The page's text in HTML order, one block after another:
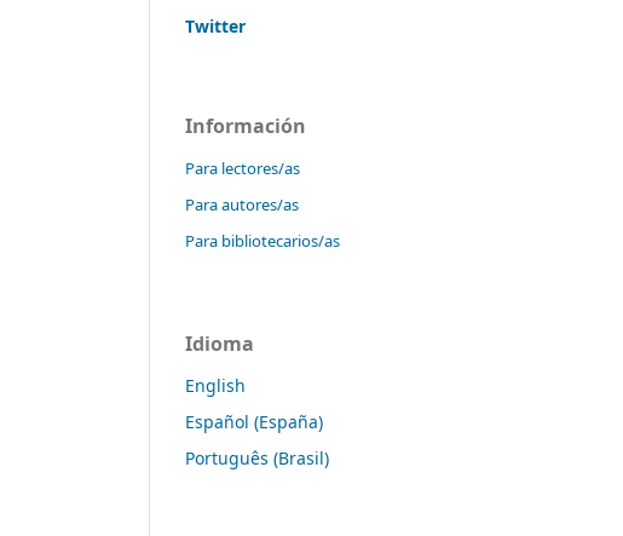
Twitter
Información
Para lectores/as
Para autores/as
Para bibliotecarios/as
Idioma
English
Español (España)
Português (Brasil)